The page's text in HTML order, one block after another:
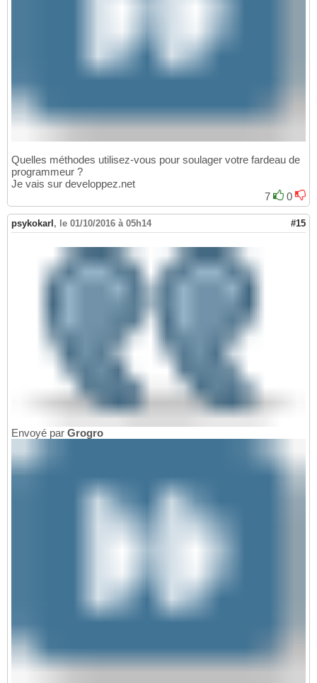
Quelles méthodes utilisez-vous pour soulager votre fardeau de
programmeur ?
Je vais sur developpez.net
7
0
psykokarl, le 01/10/2016 à 05h14 #15
Envoyé par Grogro